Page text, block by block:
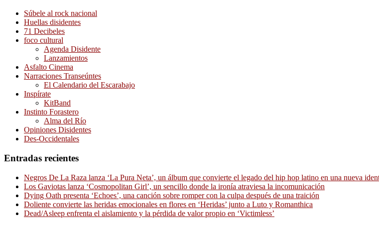
Súbele al rock nacional
Huellas disidentes
71 Decibeles
foco cultural
Agenda Disidente
Lanzamientos
Asfalto Cinema
Narraciones Transeúntes
El Calendario del Escarabajo
Inspírate
KitBand
Instinto Forastero
Alma del Río
Opiniones Disidentes
Des-Occidentales
Entradas recientes
Negros De La Raza lanza ‘La Pura Neta’, un álbum que convierte el legado del hip hop latino en una nueva
Los Gaviotas lanza ‘Cosmopolitan Girl’, un sencillo donde la ironía atraviesa la incomunicación
Dying Oath presenta ‘Echoes’, una canción sobre romper con la culpa después de una traición
Doliente convierte las heridas emocionales en flores en ‘Heridas’ junto a Luto y Romanthica
Dead/Asleep enfrenta el aislamiento y la pérdida de valor propio en ‘Victimless’